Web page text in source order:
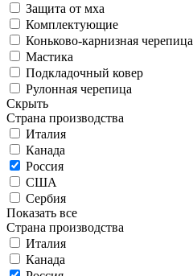
Защита от мха
Комплектующие
Коньково-карнизная черепица
Мастика
Подкладочный ковер
Рулонная черепица
Скрыть
Страна производства
Италия
Канада
Россия
США
Сербия
Показать все
Страна производства
Италия
Канада